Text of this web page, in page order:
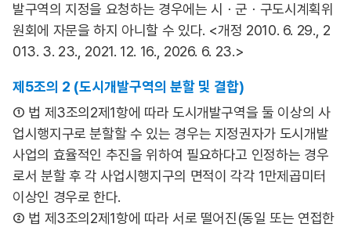
발구역의 지정을 요청하는 경우에는 시ㆍ군ㆍ구도시계획위
원회에 자문을 하지 아니할 수 있다. <개정 2010. 6. 29., 2
013. 3. 23., 2021. 12. 16., 2026. 6. 23.>
제5조의 2 (도시개발구역의 분할 및 결합)
① 법 제3조의2제1항에 따라 도시개발구역을 둘 이상의 사
업시행지구로 분할할 수 있는 경우는 지정권자가 도시개발
사업의 효율적인 추진을 위하여 필요하다고 인정하는 경우
로서 분할 후 각 사업시행지구의 면적이 각각 1만제곱미터
이상인 경우로 한다.
② 법 제3조의2제1항에 따라 서로 떨어진(동일 또는 연접한